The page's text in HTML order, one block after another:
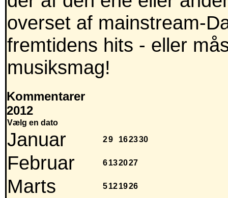
overset af mainstream-
fremtidens hits - eller
musiksmag!
Kommentarer
2012
Vælg en dato
Januar 29 162330
Februar 6132027
Marts 5121926